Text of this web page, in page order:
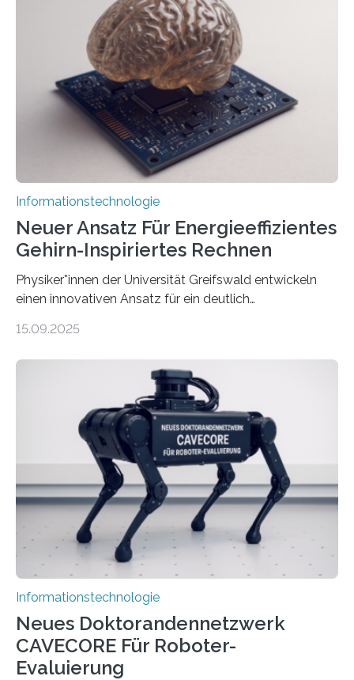
Lösung zur Erzeugung von Emotionen für realistische
Avatare. Gen-AIvatar entwickelt innovative und
kosteneffiziente Methoden, um lebensechte Avatare zu
erstellen. „Besonders wichtig ist uns eine ganzheitliche
Animation, bei der Stimme, Körperbewegung, Gestik
und Mimik im Einklang sind…
Informationstechnologie
Neuer Ansatz Für Energieeffizientes
Gehirn-Inspiriertes Rechnen
Physiker*innen der Universität Greifswald entwickeln
einen innovativen Ansatz für ein deutlich
Lösungsweg ist inspiriert vom menschlichen Gehirn. Die
stellt die heutige Computertechnik vor
Herausforderungen. Herkömmliche Silizium-
Prozessoren stoßen an ihre Grenzen: Sie verbrauchen
viel Energie, die Speicher- und Verarbeitungseinheiten
sind voneinander getrennt und die Datenübertragung
bremst komplexe Anwendungen aus. Da KI-Modelle
immer größer werden und riesige Datenmengen
verarbeiten müssen, steigt der Bedarf an neuen
Rechenarchitekturen. Neben Quantencomputern
rücken dabei insbesondere…
15.09.2025
Informationstechnologie
Neues Doktorandennetzwerk
CAVECORE Für Roboter-
Evaluierung